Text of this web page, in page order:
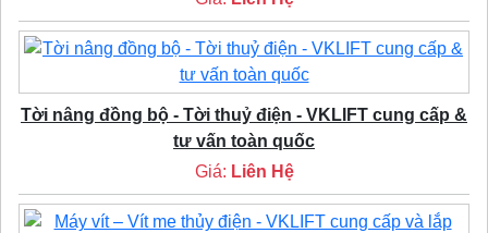
Tời nâng đồng bộ - Tời thuỷ điện - VKLIFT cung cấp &
tư vấn toàn quốc
Giá: Liên Hệ